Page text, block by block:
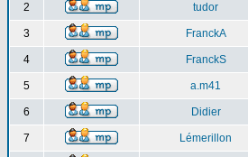
2 tudor
3 FranckA
4 FranckS
5 a.m41
6 Didier
7 Lémerillon